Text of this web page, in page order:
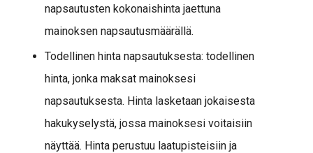
napsautusten kokonaishinta jaettuna
mainoksen napsautusmäärällä.
Todellinen hinta napsautuksesta: todellinen
hinta, jonka maksat mainoksesi
napsautuksesta. Hinta lasketaan jokaisesta
hakukyselystä, jossa mainoksesi voitaisiin
näyttää. Hinta perustuu laatupisteisiin ja